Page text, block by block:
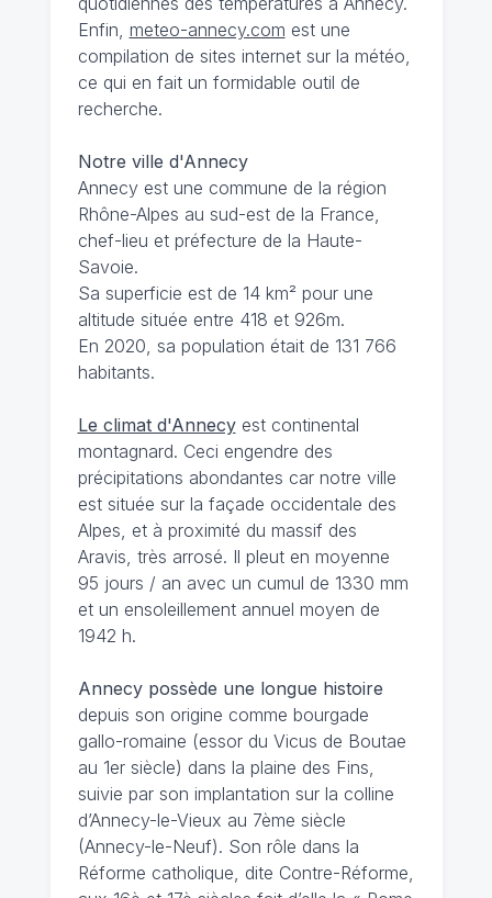
Enfin, meteo-annecy.com est une
compilation de sites internet sur la météo,
ce qui en fait un formidable outil de
recherche.
Notre ville d'Annecy
Annecy est une commune de la région
Rhône-Alpes au sud-est de la France,
chef-lieu et préfecture de la Haute-
Savoie.
Sa superficie est de 14 km² pour une
altitude située entre 418 et 926m.
En 2020, sa population était de 131 766
habitants.
Le climat d'Annecyest continental
montagnard. Ceci engendre des
précipitations abondantes car notre ville
est située sur la façade occidentale des
Alpes, et à proximité du massif des
Aravis, très arrosé. Il pleut en moyenne
95 jours / an avec un cumul de 1330 mm
et un ensoleillement annuel moyen de
1942 h.
Annecy possède une longue histoire
depuis son origine comme bourgade
gallo-romaine (essor du Vicus de Boutae
au 1er siècle) dans la plaine des Fins,
suivie par son implantation sur la colline
d’Annecy-le-Vieux au 7ème siècle
(Annecy-le-Neuf). Son rôle dans la
Réforme catholique, dite Contre-Réforme,